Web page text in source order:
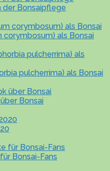
der Bonsaipflege
corymbosum) als Bonsai
pulcherrima) als Bonsai
Bonsai
Bonsai-Fans